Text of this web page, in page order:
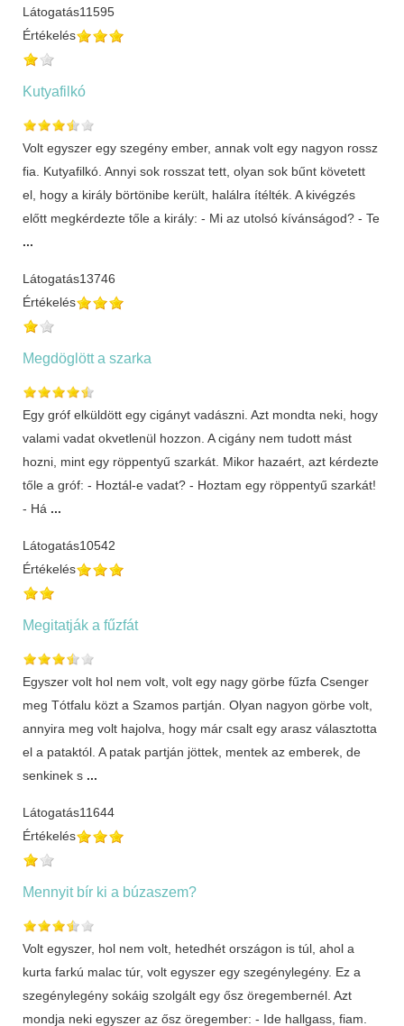
Látogatás11595
Értékelés
Kutyafilkó
Volt egyszer egy szegény ember, annak volt egy nagyon rossz
fia. Kutyafilkó. Annyi sok rosszat tett, olyan sok bűnt követett
el, hogy a király börtönibe került, halálra ítélték. A kivégzés
előtt megkérdezte tőle a király: - Mi az utolsó kívánságod? - Te
...
Látogatás13746
Értékelés
Megdöglött a szarka
Egy gróf elküldött egy cigányt vadászni. Azt mondta neki, hogy
valami vadat okvetlenül hozzon. A cigány nem tudott mást
hozni, mint egy röppentyű szarkát. Mikor hazaért, azt kérdezte
tőle a gróf: - Hoztál-e vadat? - Hoztam egy röppentyű szarkát!
- Há ...
Látogatás10542
Értékelés
Megitatják a fűzfát
Egyszer volt hol nem volt, volt egy nagy görbe fűzfa Csenger
meg Tótfalu közt a Szamos partján. Olyan nagyon görbe volt,
annyira meg volt hajolva, hogy már csalt egy arasz választotta
el a pataktól. A patak partján jöttek, mentek az emberek, de
senkinek s ...
Látogatás11644
Értékelés
Mennyit bír ki a búzaszem?
Volt egyszer, hol nem volt, hetedhét országon is túl, ahol a
kurta farkú malac túr, volt egyszer egy szegénylegény. Ez a
szegénylegény sokáig szolgált egy ősz öregembernél. Azt
mondja neki egyszer az ősz öregember: - Ide hallgass, fiam.